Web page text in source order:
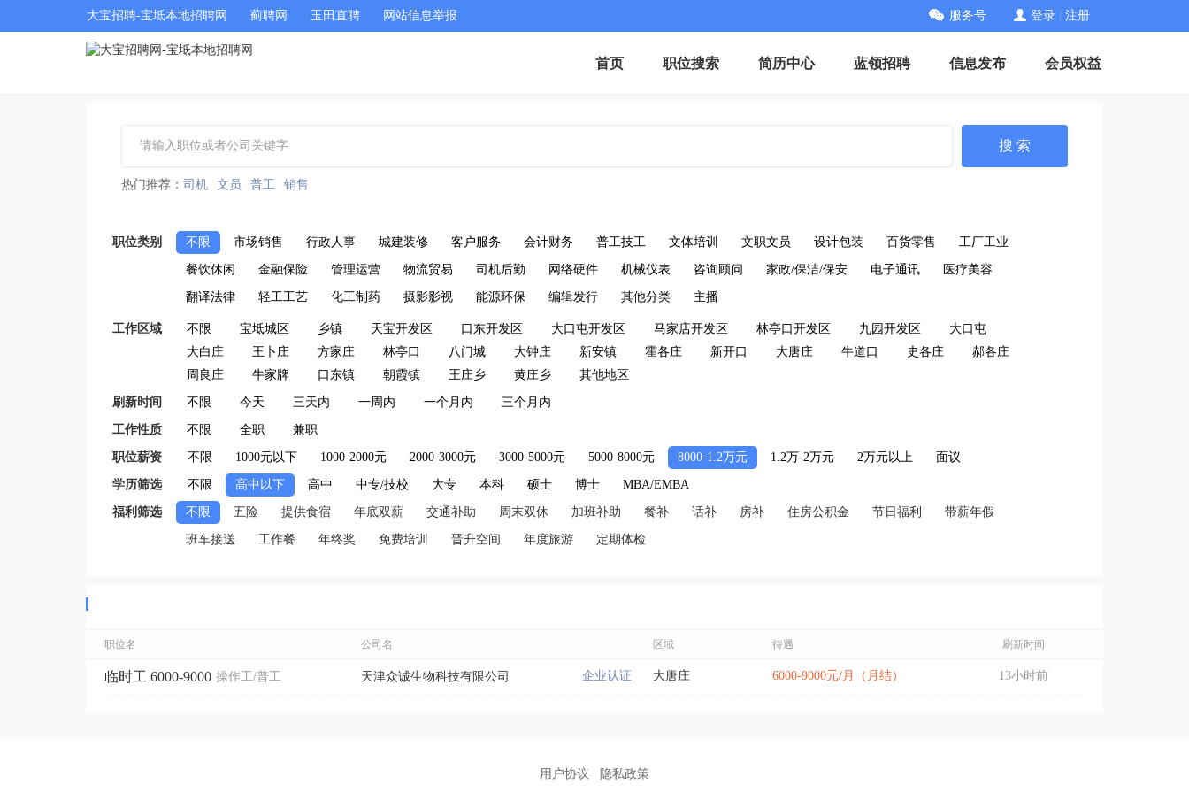
大宝招聘-宝坻本地招聘网 蓟聘网 玉田直聘 网站信息举报 服务号 登录 注册
首页 职位搜索 简历中心 蓝领招聘 信息发布 会员权益
搜 索
热门推荐： 司机 文员 普工 销售
职位类别 不限 市场销售 行政人事 城建装修 客户服务 会计财务 普工技工 文体培训 文职文员 设计包装 百货零售 工厂工业
餐饮休闲 金融保险 管理运营 物流贸易 司机后勤 网络硬件 机械仪表 咨询顾问 家政/保洁/保安 电子通讯 医疗美容
翻译法律 轻工工艺 化工制药 摄影影视 能源环保 编辑发行 其他分类 主播
工作区域 不限 宝坻城区 乡镇 天宝开发区 口东开发区 大口屯开发区 马家店开发区 林亭口开发区 九园开发区
大口屯
大白庄
王卜庄 方家庄 林亭口 八门城 大钟庄 新安镇 霍各庄 新开口 大唐庄 牛道口 史各庄
郝各庄
周良庄
牛家牌 口东镇 朝霞镇 王庄乡 黄庄乡 其他地区
刷新时间 不限 今天 三天内 一周内 一个月内 三个月内
工作性质 不限 全职 兼职
职位薪资 不限 1000元以下 1000-2000元 2000-3000元 3000-5000元 5000-8000元 8000-1.2万元 1.2万-2万元 2万元以上 面议
学历筛选 不限 高中以下 高中 中专/技校 大专 本科 硕士 博士 MBA/EMBA
福利筛选 不限 五险 提供食宿 年底双薪 交通补助 周末双休 加班补助 餐补 话补 房补 住房公积金 节日福利 带薪年假
班车接送 工作餐 年终奖 免费培训 晋升空间 年度旅游 定期体检
职位名 公司名 区域 待遇 刷新时间
临时工 6000-9000 操作工/普工 天津众诚生物科技有限公司 企业认证 大唐庄 6000-9000元/月（月结） 13小时前
用户协议 隐私政策